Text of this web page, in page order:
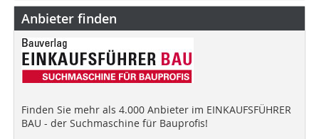
Anbieter finden
Finden Sie mehr als 4.000 Anbieter im EINKAUFSFÜHRER
BAU - der Suchmaschine für Bauprofis!